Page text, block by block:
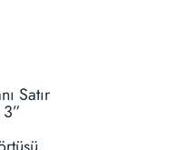
Satır